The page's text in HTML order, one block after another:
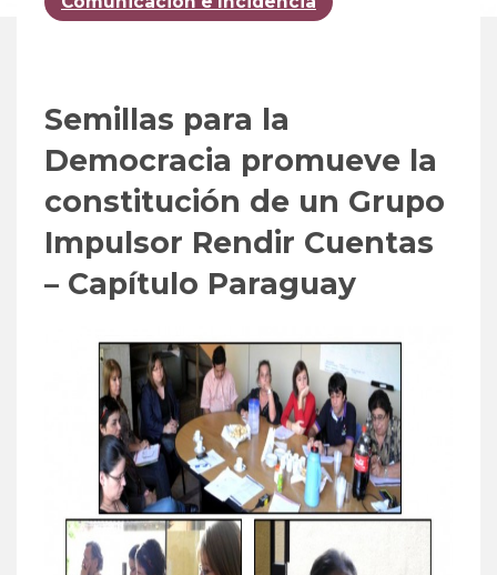
Semillas para la
Democracia promueve la
constitución de un Grupo
Impulsor Rendir Cuentas
– Capítulo Paraguay